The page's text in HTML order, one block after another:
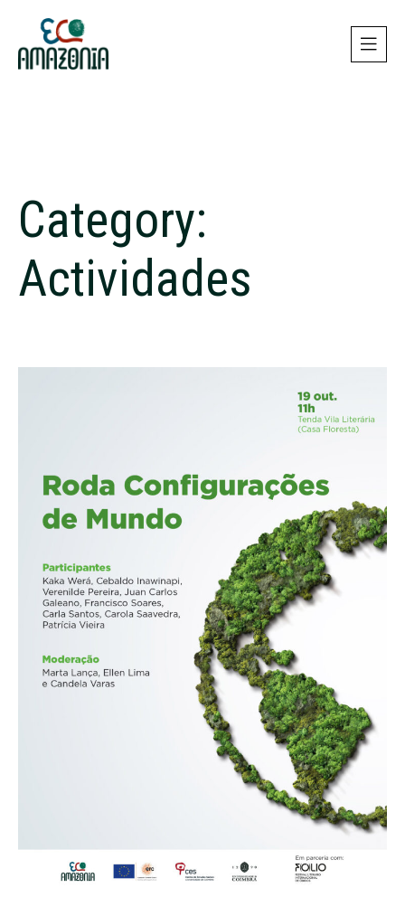
Category:
Actividades